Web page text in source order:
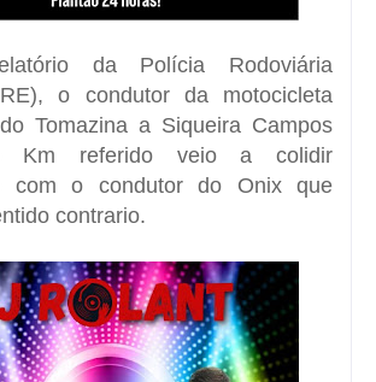
da Polícia Rodoviária
o condutor da motocicleta
Tomazina a Siqueira Campos
Km referido veio a colidir
com o condutor do Onix que
contrario.